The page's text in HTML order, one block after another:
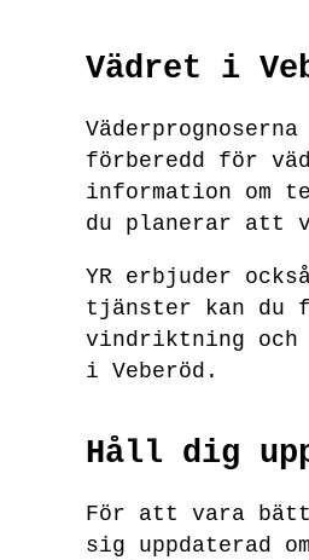
Vädret i
förberedd för
information om
du planerar att
YR erbjuder
tjänster kan du
vindriktning
i Veberöd.
Håll dig
För att vara
sig uppdaterad